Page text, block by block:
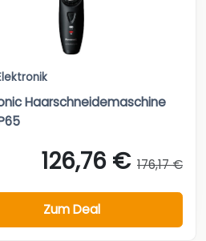
Haarschneidemaschine
126,76 € 176,17 €
Zum Deal